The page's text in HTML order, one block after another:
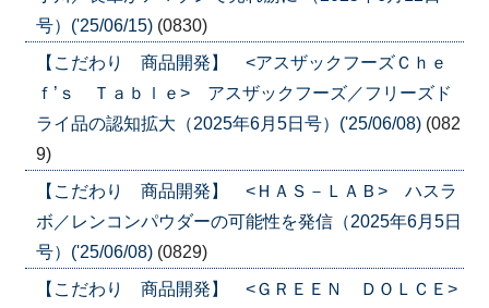
号）('25/06/15) (0830)
【こだわり 商品開発】 <アスザックフーズＣｈｅ
ｆ’ｓ Ｔａｂｌｅ> アスザックフーズ／フリーズド
ライ品の認知拡大（2025年6月5日号）('25/06/08) (082
9)
【こだわり 商品開発】 <ＨＡＳ－ＬＡＢ> ハスラ
ボ／レンコンパウダーの可能性を発信（2025年6月5日
号）('25/06/08) (0829)
【こだわり 商品開発】 <ＧＲＥＥＮ ＤＯＬＣＥ>